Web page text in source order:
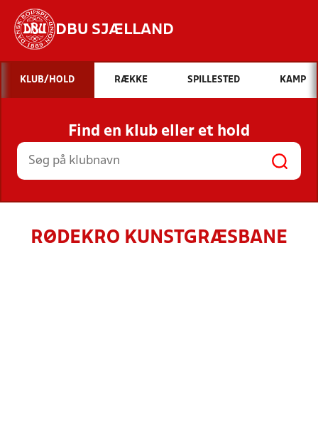
DBU SJÆLLAND
Hvad vil du søge efter?
INDHOLD OG NYHEDER
STILLINGER, RESULTATER, KLUBBER OG
HOLD
KLUB/HOLD RÆKKE SPILLESTED KAMP
Find en klub eller et hold
RØDEKRO KUNSTGRÆSBANE